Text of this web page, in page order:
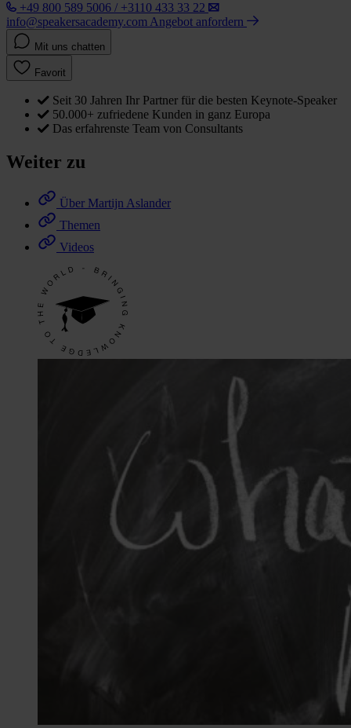
+49 800 589 5006 / +3110 433 33 22
info@speakersacademy.com Angebot anfordern
Mit uns chatten
Favorit
Seit 30 Jahren Ihr Partner für die besten Keynote-Speaker
50.000+ zufriedene Kunden in ganz Europa
Das erfahrenste Team von Consultants
Weiter zu
Über Martijn Aslander
Themen
Videos